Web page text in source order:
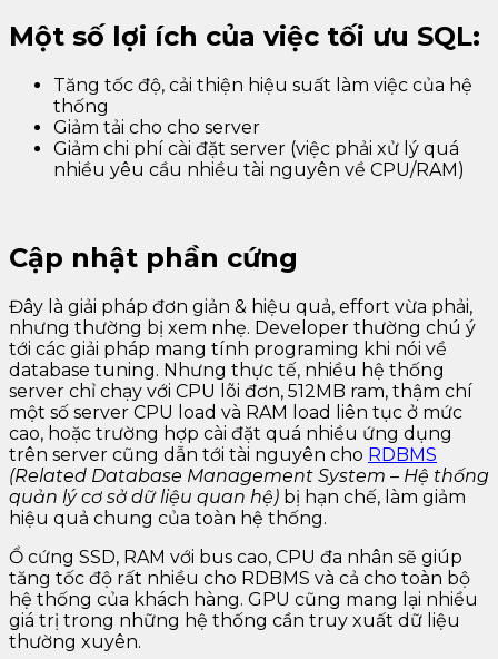
Một số lợi ích của việc tối ưu SQL:
Tăng tốc độ, cải thiện hiệu suất làm việc của hệ
thống
Giảm tải cho cho server
Giảm chi phí cài đặt server (việc phải xử lý quá
nhiều yêu cầu nhiều tài nguyên về CPU/RAM)
Cập nhật phần cứng
Đây là giải pháp đơn giản & hiệu quả, effort vừa phải,
nhưng thường bị xem nhẹ. Developer thường chú ý
tới các giải pháp mang tính programing khi nói về
database tuning. Nhưng thực tế, nhiều hệ thống
server chỉ chạy với CPU lõi đơn, 512MB ram, thậm chí
một số server CPU load và RAM load liên tục ở mức
cao, hoặc trường hợp cài đặt quá nhiều ứng dụng
trên server cũng dẫn tới tài nguyên cho RDBMS
(Related Database Management System – Hệ thống
quản lý cơ sở dữ liệu quan hệ) bị hạn chế, làm giảm
hiệu quả chung của toàn hệ thống.
Ổ cứng SSD, RAM với bus cao, CPU đa nhân sẽ giúp
tăng tốc độ rất nhiều cho RDBMS và cả cho toàn bộ
hệ thống của khách hàng. GPU cũng mang lại nhiều
giá trị trong những hệ thống cần truy xuất dữ liệu
thường xuyên.